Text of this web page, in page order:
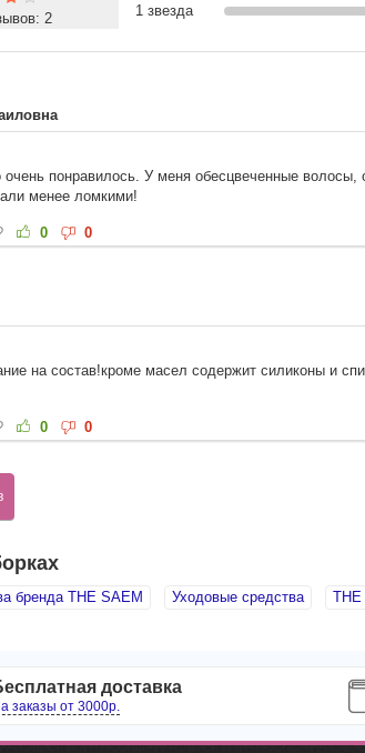
2
1 звезда
понравилось. У меня обесцвеченные волосы,
менее ломкими!
0 0
на состав!кроме масел содержит силиконы и
0 0
бренда THE SAEM Уходовые средства THE
доставка
заказы от 3000р.